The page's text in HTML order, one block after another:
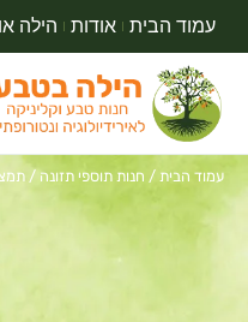
עמוד הבית אודות הילה
עמוד הבית / חנות תוספי תזונה /